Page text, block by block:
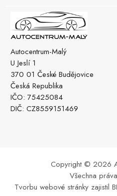
Autocentrum-Malý
U Jeslí 1
370 01 České Budějovice
Česká Republika
IČO: 75425084
DIČ: CZ8559151469
Copyright © 2026
Všechna
Tvorbu webové stránkyzajistil